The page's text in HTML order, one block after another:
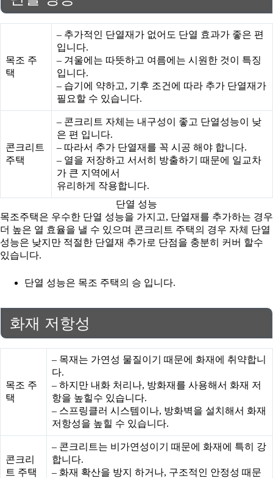
목조 주
택
– 추가적인 단열재가 없어도 단열 효과가 좋은 편
입니다.
– 겨울에는 따뜻하고 여름에는 시원한 것이 특징
입니다.
– 습기에 약하고, 기후 조건에 따라 추가 단열재가
필요할 수 있습니다.
콘크리트
주택
– 콘크리트 자체는 내구성이 좋고 단열성능이 낮
은 편 입니다.
– 따라서 추가 단열재를 꼭 시공 해야 합니다.
– 열을 저장하고 서서히 방출하기 때문에 일교차
가 큰 지역에서
유리하게 작용합니다.
단열 성능
목조주택은 우수한 단열 성능을 가지고, 단열재를 추가하는 경우
더 높은 열 효율을 낼 수 있으며 콘크리트 주택의 경우 자체 단열
성능은 낮지만 적절한 단열재 추가로 단점을 충분히 커버 할수
있습니다.
단열 성능은 목조 주택의 승 입니다.
화재 저항성
목조 주
택
– 목재는 가연성 물질이기 때문에 화재에 취약합니
다.
– 하지만 내화 처리나, 방화재를 사용해서 화재 저
항을 높힐수 있습니다.
– 스프링클러 시스템이나, 방화벽을 설치해서 화재
저항성을 높힐 수 있습니다.
콘크리
트 주택
– 콘크리트는 비가연성이기 때문에 화재에 특히 강
합니다.
– 화재 확산을 방지 하거나, 구조적인 안정성 때문